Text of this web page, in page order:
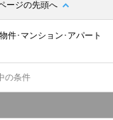
ージの先頭へ
件･マンション･アパート
の条件